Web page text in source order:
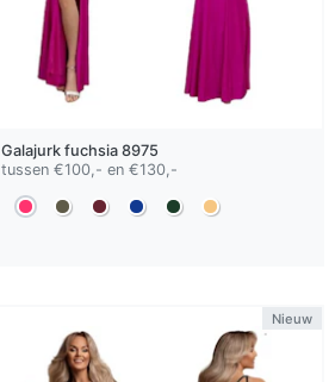
Galajurk fuchsia8975
tussen €100,- en €130,-
Nieuw